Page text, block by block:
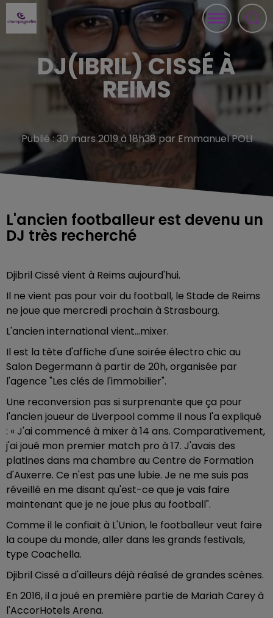
DJ(IBRIL) CISSÉ À
REIMS
Publié : 30 mars 2019 à 18h38 par Emmanuel POLI
L'ancien footballeur est devenu un
DJ très recherché
Djibril Cissé vient à Reims aujourd'hui.
Il ne vient pas pour voir du football, le Stade de Reims
ne joue que mercredi prochain à Strasbourg.
L'ancien international vient...mixer.
Il est la tête d'affiche d'une soirée électro chic au
Salon Degermann à partir de 20h, organisée par
l'agence "Les clés de l'immobilier".
Une reconversion pas si surprenante que ça pour
l'ancien joueur de Liverpool comme il nous l'a expliqué
: « J'ai commencé à mixer à 14 ans. Comparativement,
j'ai joué mon premier match pro à 17. J'avais des
platines dans ma chambre au Centre de Formation
d'Auxerre. Ce n'est pas une lubie. Je ne me suis pas
réveillé en me disant qu'est-ce que je vais faire
maintenant que je ne joue plus au football".
Comme il le confiait à L'Union, le footballeur veut faire
la coupe du monde, aller dans les grands festivals,
type Coachella.
Djibril Cissé a d'ailleurs déjà réalisé de grandes scènes.
En 2016, il a joué en première partie de Mariah Carey à
l'AccorHotels Arena.